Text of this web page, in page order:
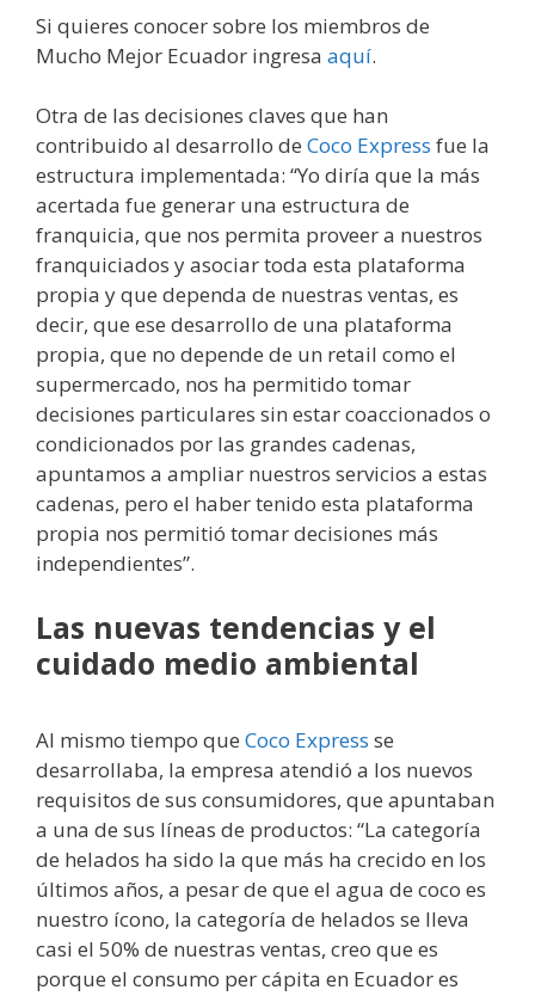
Si quieres conocer sobre los miembros de
Mucho Mejor Ecuador ingresa aquí.
Otra de las decisiones claves que han
contribuido al desarrollo de Coco Express fue la
estructura implementada: “Yo diría que la más
acertada fue generar una estructura de
franquicia, que nos permita proveer a nuestros
franquiciados y asociar toda esta plataforma
propia y que dependa de nuestras ventas, es
decir, que ese desarrollo de una plataforma
propia, que no depende de un retail como el
supermercado, nos ha permitido tomar
decisiones particulares sin estar coaccionados o
condicionados por las grandes cadenas,
apuntamos a ampliar nuestros servicios a estas
cadenas, pero el haber tenido esta plataforma
propia nos permitió tomar decisiones más
independientes”.
Las nuevas tendencias y el
cuidado medio ambiental
Al mismo tiempo que Coco Express se
desarrollaba, la empresa atendió a los nuevos
requisitos de sus consumidores, que apuntaban
a una de sus líneas de productos: “La categoría
de helados ha sido la que más ha crecido en los
últimos años, a pesar de que el agua de coco es
nuestro ícono, la categoría de helados se lleva
casi el 50% de nuestras ventas, creo que es
porque el consumo per cápita en Ecuador es